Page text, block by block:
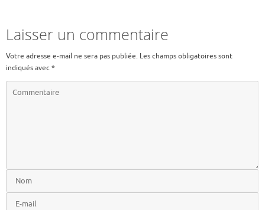
Laisser un commentaire
Votre adresse e-mail ne sera pas publiée. Les champs obligatoires sont
indiqués avec*